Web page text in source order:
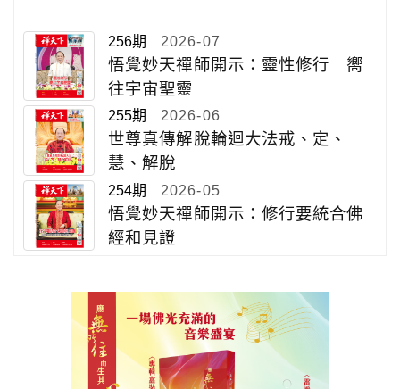
256期 2026-07
悟覺妙天禪師開示：靈性修行 嚮
往宇宙聖靈
255期 2026-06
世尊真傳解脫輪迴大法戒、定、
慧、解脫
254期 2026-05
悟覺妙天禪師開示：修行要統合佛
經和見證